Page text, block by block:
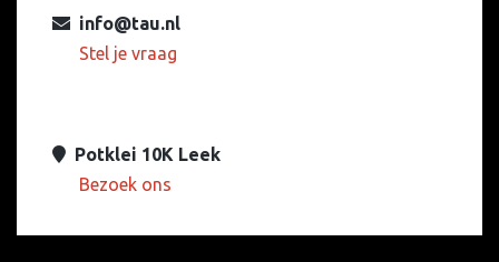
info@tau.nl
Stel je vraag
Potklei 10K Leek
Bezoek ons